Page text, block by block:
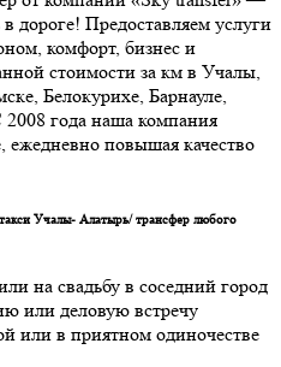
дороге! Предоставляем услуги
комфорт, бизнес и
стоимости за км в Учалы,
Белокурихе, Барнауле,
года наша компания
ежедневно повышая качество
Учалы- Алатырь/ трансфер любого
на свадьбу в соседний город
или деловую встречу
или в приятном одиночестве